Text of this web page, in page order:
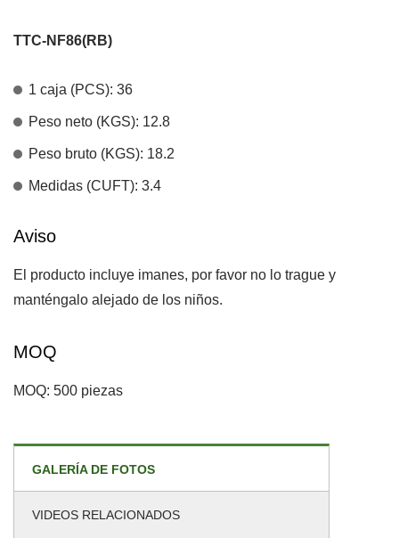
TTC-NF86(RB)
1 caja (PCS): 36
Peso neto (KGS): 12.8
Peso bruto (KGS): 18.2
Medidas (CUFT): 3.4
Aviso
El producto incluye imanes, por favor no lo trague y
manténgalo alejado de los niños.
MOQ
MOQ: 500 piezas
GALERÍA DE FOTOS
VIDEOS RELACIONADOS